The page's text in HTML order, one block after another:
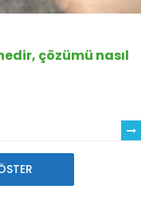
çözümü nasıl